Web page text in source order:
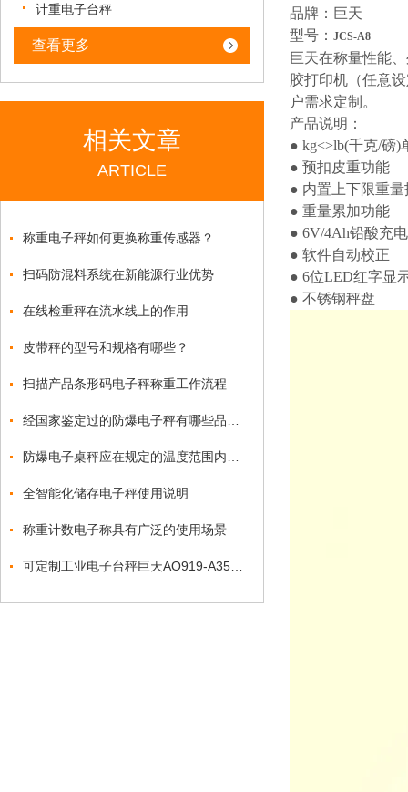
计重电子台秤
查看更多
相关文章
ARTICLE
称重电子秤如何更换称重传感器？
扫码防混料系统在新能源行业优势
在线检重秤在流水线上的作用
皮带秤的型号和规格有哪些？
扫描产品条形码电子秤称重工作流程
全智能化储存电子秤使用说明
称重计数电子称具有广泛的使用场景
品牌：巨天
型号： JCS-A8
巨天在称量性能
胶打印机（任意
户需求定制。
产品说明：
● kg<>lb(千克/磅)
● 预扣皮重功能
● 内置上下限重
● 重量累加功能
● 6V/4Ah铅酸充
● 软件自动校正
● 6位LED红字显
● 不锈钢秤盘